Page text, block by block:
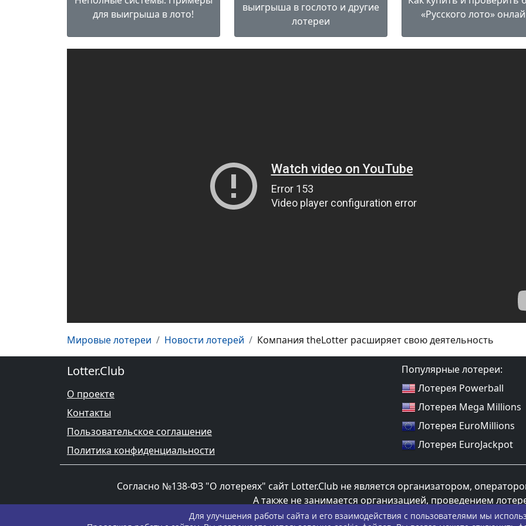
для выигрыша в лото!
выигрыша в гослото и другие
лотереи
«Русского лото»
Мировые лотереи Новости лотерей Компания theLotter расширяет свою деятельность
Lotter.Club
О проекте
Контакты
Пользовательское соглашение
Политика конфиденциальности
Популярные лотереи:
Лотерея Powerball
Лотерея Mega Millions
Лотерея EuroMillions
Лотерея EuroJackpot
Согласно №138-ФЗ "О лотереях" сайт Lotter.Club не является организатором,
А также не занимается организацией, проведением
возростные ограничения 18+
Для улучшения работы сайта и его взаимодействия с пользователями мы